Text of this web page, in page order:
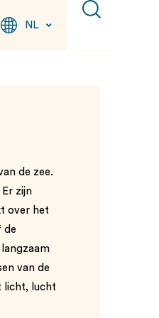
NL
de zee.
zijn
over het
de
van de
licht, lucht